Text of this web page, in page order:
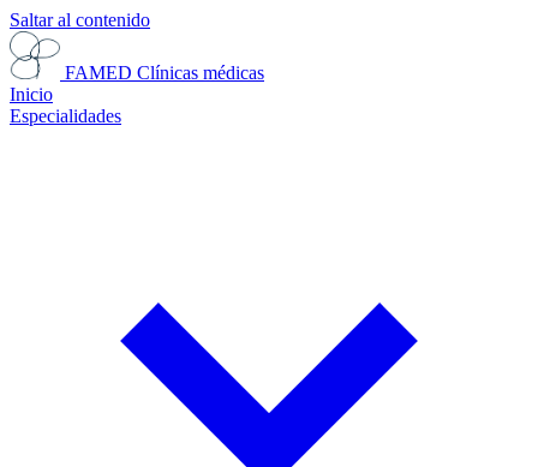
Saltar al contenido
FAMED Clínicas médicas
Inicio
Especialidades